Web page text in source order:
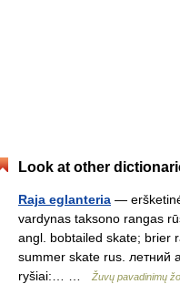
Look at other
Raja eglanteria —
vardynas taksono rangas
angl. bobtailed skate; brier
summer skate rus. летний
ryšiai:… …
Žuvų pavadinimų